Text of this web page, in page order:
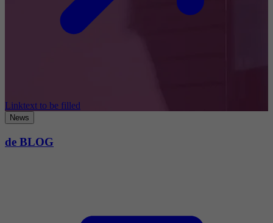
Linktext to be filled
News
de BLOG